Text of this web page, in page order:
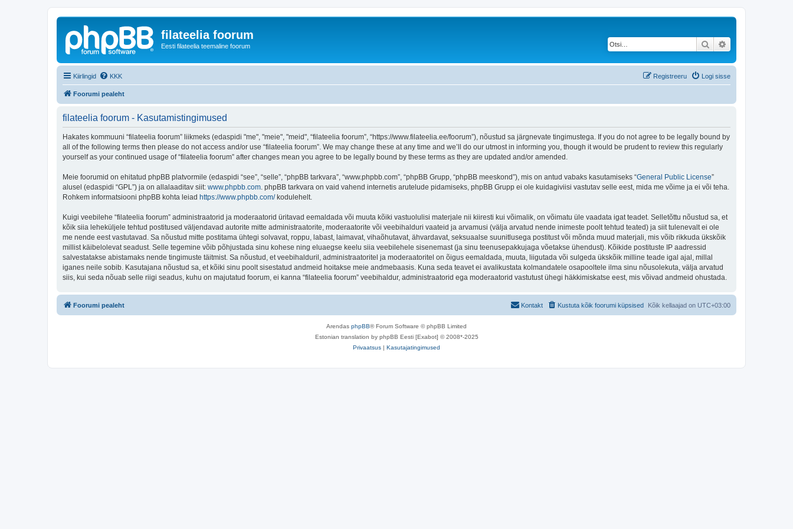
filateelia foorum
Eesti filateelia teemaline foorum Otsi
Kiirlingid KKK Logi sisse
Registreeru
Foorumi pealeht
filateelia foorum - Kasutamistingimused
Hakates kommuuni “filateelia foorum” liikmeks (edaspidi "me", "meie", "meid", “filateelia foorum”, “https://www.filateelia.ee/foorum”), nõustud sa järgnevate tingimustega. If you do not agree to be legally bound by
all of the following terms then please do not access and/or use “filateelia foorum”. We may change these at any time and we’ll do our utmost in informing you, though it would be prudent to review this regularly
yourself as your continued usage of “filateelia foorum” after changes mean you agree to be legally bound by these terms as they are updated and/or amended.
Meie foorumid on ehitatud phpBB platvormile (edaspidi “see”, “selle”, “phpBB tarkvara”, “www.phpbb.com”, “phpBB Grupp, “phpBB meeskond”), mis on antud vabaks kasutamiseks “General Public License”
alusel (edaspidi “GPL”) ja on allalaaditav siit: www.phpbb.com . phpBB tarkvara on vaid vahend internetis arutelude pidamiseks, phpBB Grupp ei ole kuidagiviisi vastutav selle eest, mida me võime ja ei või teha.
Rohkem informatsiooni phpBB kohta leiad https://www.phpbb.com/kodulehelt.
Kuigi veebilehe “filateelia foorum” administraatorid ja moderaatorid üritavad eemaldada või muuta kõiki vastuolulisi materjale nii kiiresti kui võimalik, on võimatu üle vaadata igat teadet. Selletõttu nõustud sa, et
kõik siia leheküljele tehtud postitused väljendavad autorite mitte administraatorite, moderaatorite või veebihalduri vaateid ja arvamusi (välja arvatud nende inimeste poolt tehtud teated) ja siit tulenevalt ei ole
me nende eest vastutavad. Sa nõustud mitte postitama ühtegi solvavat, roppu, labast, laimavat, vihaõhutavat, ähvardavat, seksuaalse suunitlusega postitust või mõnda muud materjali, mis võib rikkuda ükskõik
millist käibelolevat seadust. Selle tegemine võib põhjustada sinu kohese ning eluaegse keelu siia veebilehele sisenemast (ja sinu teenusepakkujaga võetakse ühendust). Kõikide postituste IP aadressid
salvestatakse abistamaks nende tingimuste täitmist. Sa nõustud, et veebihalduril, administraatoritel ja moderaatoritel on õigus eemaldada, muuta, liigutada või sulgeda ükskõik milline teade igal ajal, millal
iganes neile sobib. Kasutajana nõustud sa, et kõiki sinu poolt sisestatud andmeid hoitakse meie andmebaasis. Kuna seda teavet ei avalikustata kolmandatele osapooltele ilma sinu nõusolekuta, välja arvatud
siis, kui seda nõuab selle riigi seadus, kuhu on majutatud foorum, ei kanna “filateelia foorum” veebihaldur, administraatorid ega moderaatorid vastutust ühegi häkkimiskatse eest, mis võivad andmeid ohustada.
Foorumi pealeht Kõik kellaajad on UTC+03:00
Kustuta kõik foorumi küpsised
Kontakt
Arendas phpBB® Forum Software © phpBB Limited
Estonian translation by phpBB Eesti [Exabot] © 2008*-2025
Privaatsus | Kasutajatingimused